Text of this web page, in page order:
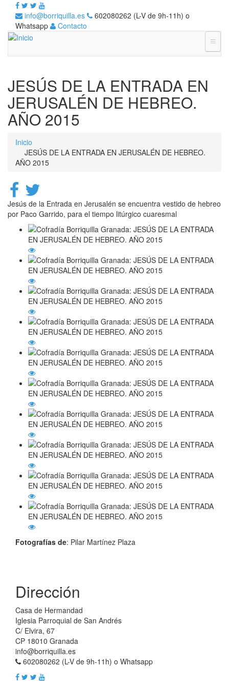
info@borriquilla.es
602080262 (L-V de 9h-11h) o
Whatsapp
Contacto
JESÚS DE LA ENTRADA EN
JERUSALÉN DE HEBREO.
AÑO 2015
Inicio
JESÚS DE LA ENTRADA EN JERUSALÉN DE HEBREO.
AÑO 2015
Jesús de la Entrada en Jerusalén se encuentra vestido de hebreo
por Paco Garrido, para el tiempo litúrgico cuaresmal
Fotografías de: Pilar Martínez Plaza
Dirección
Casa de Hermandad
Iglesia Parroquial de San Andrés
C/ Elvira, 67
CP 18010 Granada
info@borriquilla.es
602080262 (L-V de 9h-11h) o Whatsapp